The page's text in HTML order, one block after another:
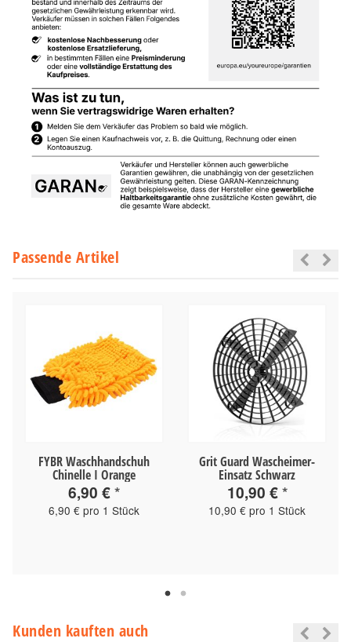
Passende Artikel
FYBR Waschhandschuh
Chinelle I Orange
6,90 €*
6,90 € pro 1 Stück
Grit Guard Wascheimer-
Einsatz Schwarz
10,90 €*
10,90 € pro 1 Stück
Kunden kauften auch